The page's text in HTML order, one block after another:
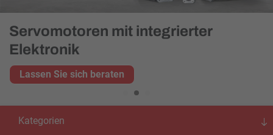
Servomotoren mit integrierter
Elektronik
Lassen Sie sich beraten
Kategorien